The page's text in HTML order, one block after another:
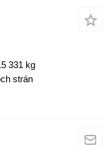
331 kg
strán